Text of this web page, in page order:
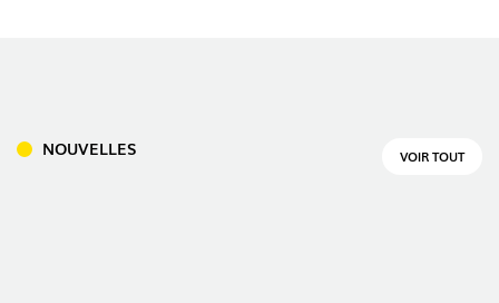
NOUVELLES VOIR TOUT